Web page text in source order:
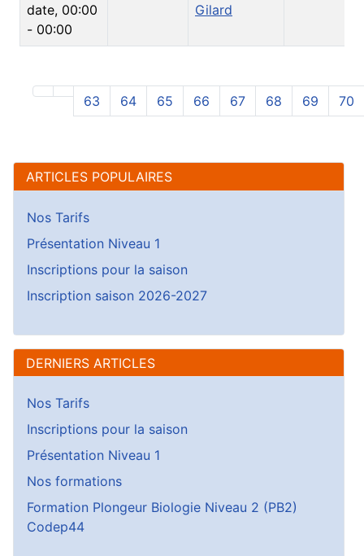
date, 00:00
- 00:00
Gilard
63 64 65 66 67 68 69 70
ARTICLES POPULAIRES
Nos Tarifs
Présentation Niveau 1
Inscriptions pour la saison
Inscription saison 2026-2027
DERNIERS ARTICLES
Nos Tarifs
Inscriptions pour la saison
Présentation Niveau 1
Nos formations
Formation Plongeur Biologie Niveau 2 (PB2)
Codep44